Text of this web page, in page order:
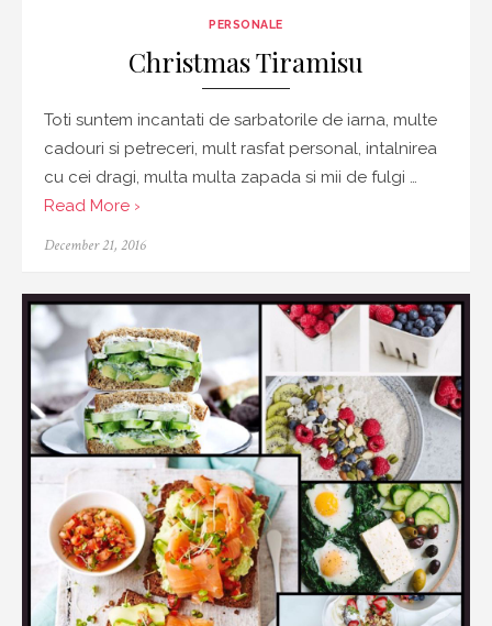
PERSONALE
Christmas Tiramisu
Toti suntem incantati de sarbatorile de iarna, multe
cadouri si petreceri, mult rasfat personal, intalnirea
cu cei dragi, multa multa zapada si mii de fulgi …
Read More ›
Posted
December 21, 2016